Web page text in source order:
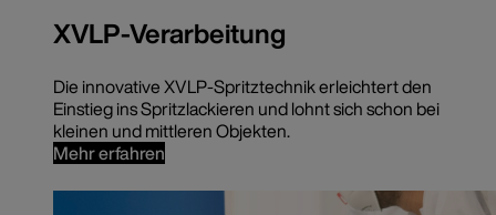
XVLP-Verarbeitung
Die innovative XVLP-Spritztechnik erleichtert den
Einstieg ins Spritzlackieren und lohnt sich schon bei
kleinen und mittleren Objekten.
Mehr erfahren